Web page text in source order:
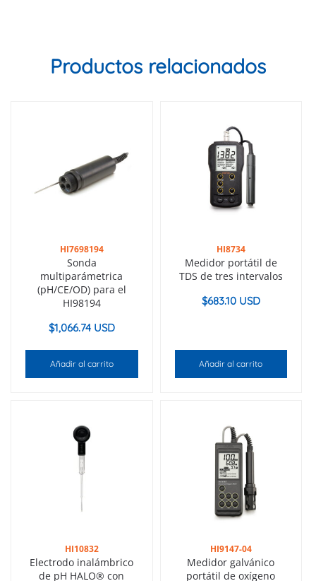
Productos relacionados
HI7698194
Sonda
multiparámetrica
(pH/CE/OD) para el
HI98194
$1,066.74 USD
Añadir al carrito
HI8734
Medidor portátil de
TDS de tres intervalos
$683.10 USD
Añadir al carrito
HI10832
Electrodo inalámbrico
de pH HALO® con
HI9147-04
Medidor galvánico
portátil de oxígeno